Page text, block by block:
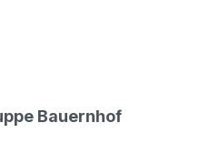
Bauernhof